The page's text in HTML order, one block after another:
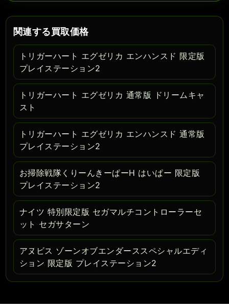
関連する買取価格
トリガーハート エグゼリカ エンハンスド 限定版
プレイステーション2
トリガーハート エグゼリカ 通常版 ドリームキャ
スト
トリガーハート エグゼリカ エンハンスド 通常版
プレイステーション2
お掃除戦隊くりーんきーぱーH はいぱー 限定版
プレイステーション2
ナイツ 特別限定版 セガマルチコントローラーセ
ット セガサターン
アヌビス ゾーンオブエンダーススペシャルエディ
ション 限定版 プレイステーション2